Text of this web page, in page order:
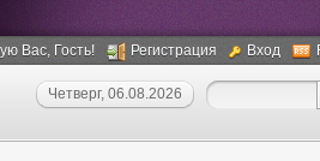
Вас, Гость! Регистрация Вход
Четверг, 06.08.2026